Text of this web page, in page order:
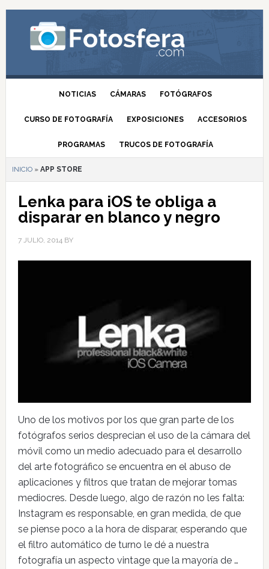
NOTICIAS CÁMARAS FOTÓGRAFOS
CURSO DE FOTOGRAFÍA EXPOSICIONES ACCESORIOS
PROGRAMAS TRUCOS DE FOTOGRAFÍA
INICIO» APP STORE
Lenka para iOS te obliga a
disparar en blanco y negro
7 JULIO, 2014BY
Uno de los motivos por los que gran parte de los
fotógrafos serios desprecian el uso de la cámara del
móvil como un medio adecuado para el desarrollo
del arte fotográfico se encuentra en el abuso de
aplicaciones y filtros que tratan de mejorar tomas
mediocres. Desde luego, algo de razón no les falta:
Instagram es responsable, en gran medida, de que
se piense poco a la hora de disparar, esperando que
el filtro automático de turno le dé a nuestra
fotografía un aspecto vintage que la mayoría de …